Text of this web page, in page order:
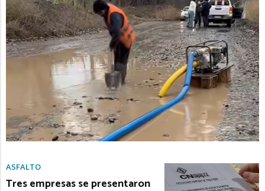
ASFALTO
Tres empresas se presentaron